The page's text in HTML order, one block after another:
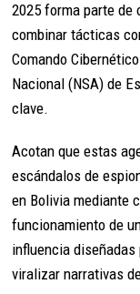
2025 forma parte
combinar tácticas
Comando
Nacional (NSA) de
clave.
Acotan que estas
escándalos de
en Bolivia mediante
funcionamiento de
influencia
viralizar narrativas